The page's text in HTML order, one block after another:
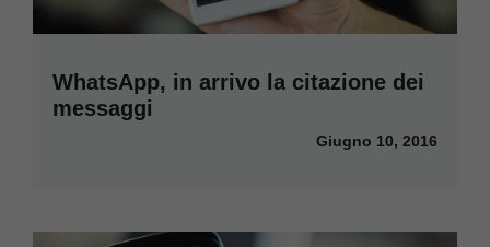
WhatsApp, in arrivo la citazione dei
messaggi
Giugno 10, 2016